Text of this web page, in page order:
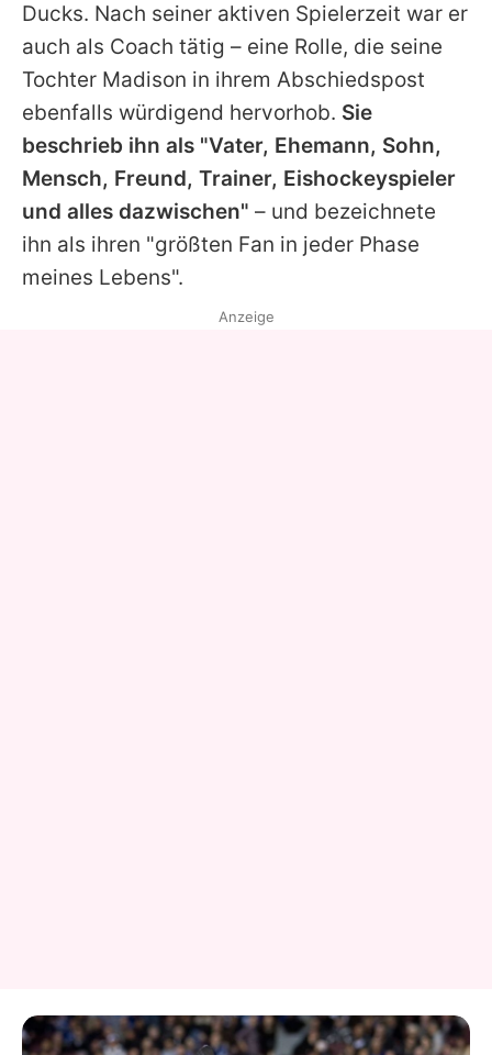
Ducks. Nach seiner aktiven Spielerzeit war er
auch als Coach tätig – eine Rolle, die seine
Tochter Madison in ihrem Abschiedspost
ebenfalls würdigend hervorhob. Sie
beschrieb ihn als "Vater, Ehemann, Sohn,
Mensch, Freund, Trainer, Eishockeyspieler
und alles dazwischen" – und bezeichnete
ihn als ihren "größten Fan in jeder Phase
meines Lebens".
Anzeige